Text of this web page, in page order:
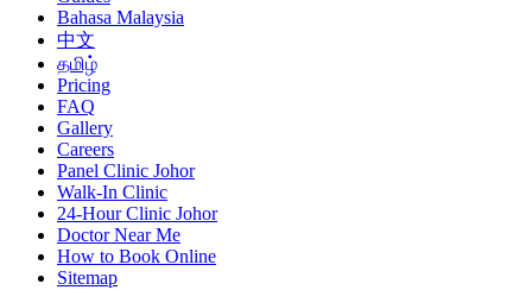
Bahasa Malaysia
中文
தமிழ்
Pricing
FAQ
Gallery
Careers
Panel Clinic Johor
Walk-In Clinic
24-Hour Clinic Johor
Doctor Near Me
How to Book Online
Sitemap